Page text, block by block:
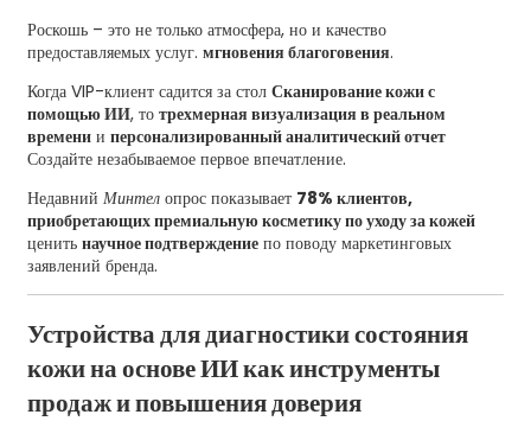
Роскошь – это не только атмосфера, но и качество
предоставляемых услуг. мгновения благоговения.
Когда VIP-клиент садится за стол Сканирование кожи с
помощью ИИ, то трехмерная визуализация в реальном
времении персонализированный аналитический отчет
Создайте незабываемое первое впечатление.
Недавний Минтелопрос показывает 78% клиентов,
приобретающих премиальную косметику по уходу за кожей
ценить научное подтверждениепо поводу маркетинговых
заявлений бренда.
Устройства для диагностики состояния
кожи на основе ИИ как инструменты
продаж и повышения доверия